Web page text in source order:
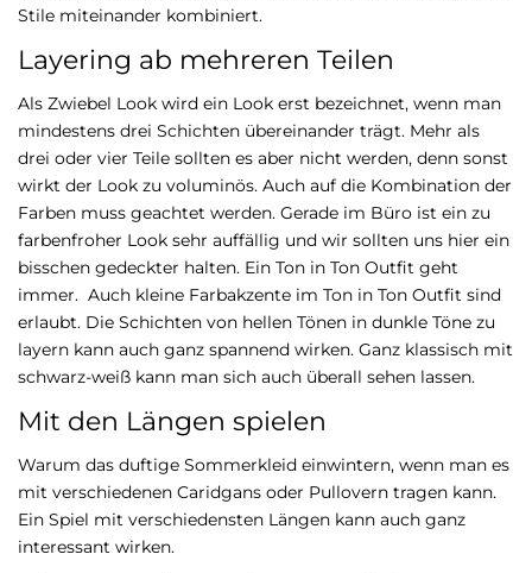
Stile miteinander kombiniert.
Layering ab mehreren Teilen
Als Zwiebel Look wird ein Look erst bezeichnet, wenn man
mindestens drei Schichten übereinander trägt. Mehr als
drei oder vier Teile sollten es aber nicht werden, denn sonst
wirkt der Look zu voluminös. Auch auf die Kombination der
Farben muss geachtet werden. Gerade im Büro ist ein zu
farbenfroher Look sehr auffällig und wir sollten uns hier ein
bisschen gedeckter halten. Ein Ton in Ton Outfit geht
immer. Auch kleine Farbakzente im Ton in Ton Outfit sind
erlaubt. Die Schichten von hellen Tönen in dunkle Töne zu
layern kann auch ganz spannend wirken. Ganz klassisch mit
schwarz-weiß kann man sich auch überall sehen lassen.
Mit den Längen spielen
Warum das duftige Sommerkleid einwintern, wenn man es
mit verschiedenen Caridgans oder Pullovern tragen kann.
Ein Spiel mit verschiedensten Längen kann auch ganz
interessant wirken.